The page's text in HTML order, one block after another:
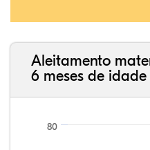
Aleitamento
6 meses de idade
80